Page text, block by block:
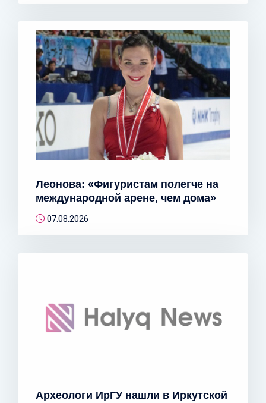
Леонова: «Фигуристам полегче на
международной арене, чем дома»
07.08.2026
Археологи ИрГУ нашли в Иркутской